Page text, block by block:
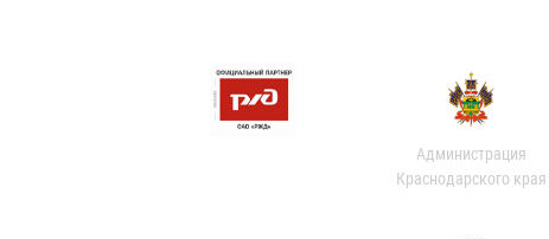
Администрация
Краснодарского края